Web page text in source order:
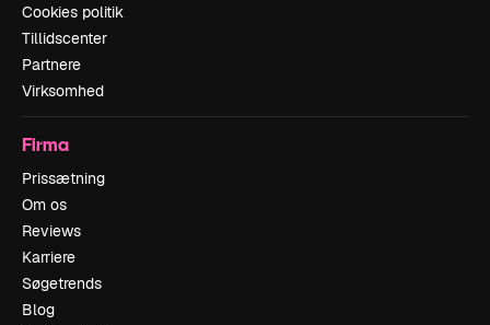
Cookies politik
Tillidscenter
Partnere
Virksomhed
Firma
Prissætning
Om os
Reviews
Karriere
Søgetrends
Blog